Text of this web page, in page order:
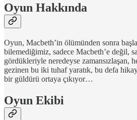
Oyun Hakkında
Oyun, Macbeth’in ölümünden sonra
bilemediğimiz, sadece Macbeth’e değil,
gördükleriyle neredeyse zamansızlaşan,
gezinen bu iki tuhaf yaratık, bu defa
bir güldürü ortaya çıkıyor…
Oyun Ekibi